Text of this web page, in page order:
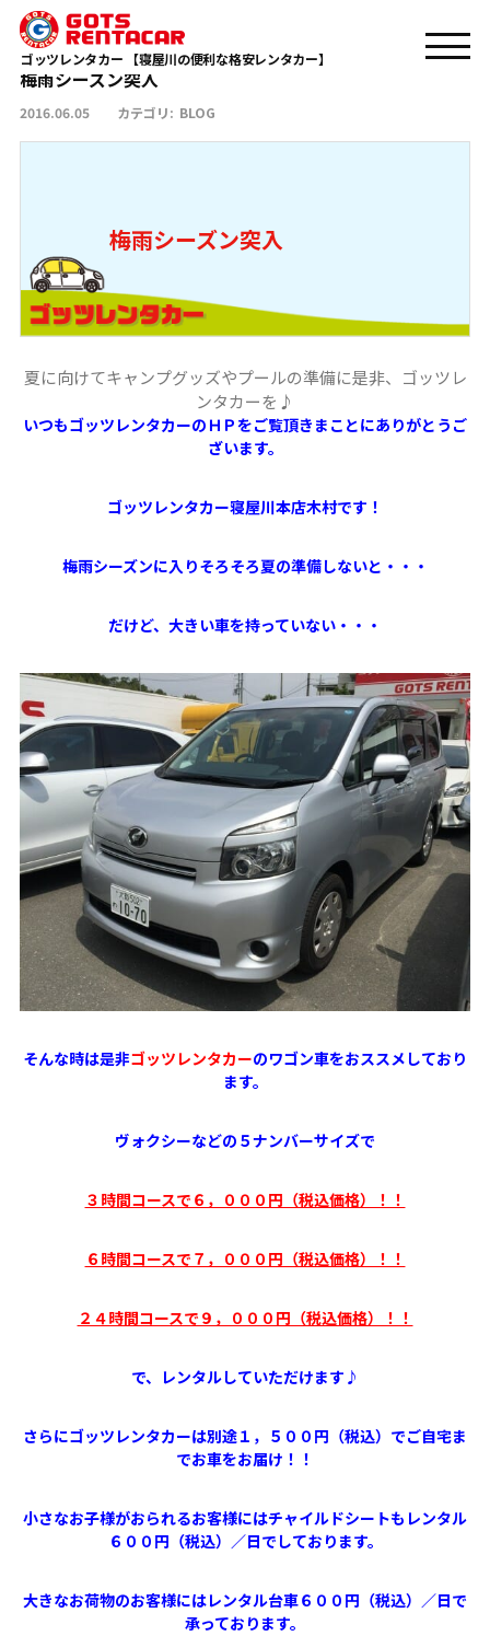
ゴッツレンタカー 【寝屋川の便利な格安レンタカー】
TOP BLOG
梅雨シーズン突入
2016.06.05 カテゴリ: BLOG
梅雨シーズン突入
夏に向けてキャンプグッズやプールの準備に是非、ゴッツレ
ンタカーを♪
いつもゴッツレンタカーのＨＰをご覧頂きまことにありがとうご
ざいます。
ゴッツレンタカー寝屋川本店木村です！
梅雨シーズンに入りそろそろ夏の準備しないと・・・
だけど、大きい車を持っていない・・・
そんな時は是非ゴッツレンタカーのワゴン車をおススメしており
ます。
ヴォクシーなどの５ナンバーサイズで
３時間コースで６，０００円（税込価格）！！
６時間コースで７，０００円（税込価格）！！
２４時間コースで９，０００円（税込価格）！！
で、レンタルしていただけます♪
さらにゴッツレンタカーは別途１，５００円（税込）でご自宅ま
でお車をお届け！！
小さなお子様がおられるお客様にはチャイルドシートもレンタル
６００円（税込）／日でしております。
大きなお荷物のお客様にはレンタル台車６００円（税込）／日で
承っております。